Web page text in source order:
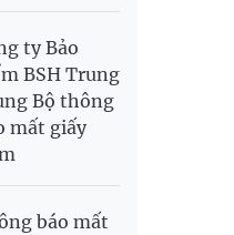
ty Bảo
BSH Trung
Bộ thông
mất giấy
báo mất